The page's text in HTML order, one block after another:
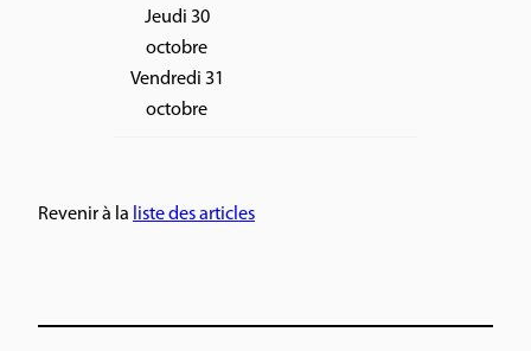
Jeudi 30
octobre
Vendredi 31
octobre
Revenir à la liste des articles